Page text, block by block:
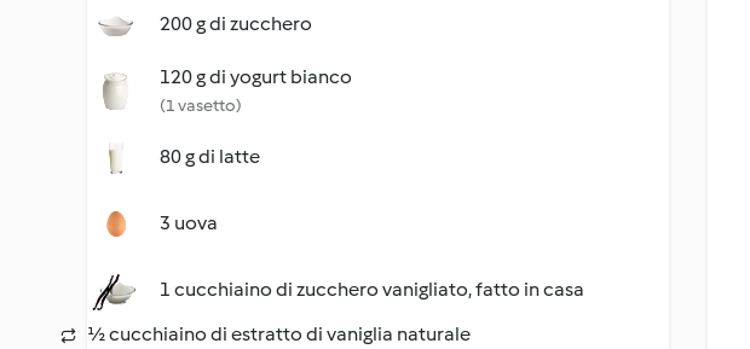
200 g di zucchero
120 g di yogurt bianco
(1 vasetto)
80 g di latte
3 uova
1 cucchiaino di zucchero vanigliato, fatto in casa
½ cucchiaino di estratto di vaniglia naturale